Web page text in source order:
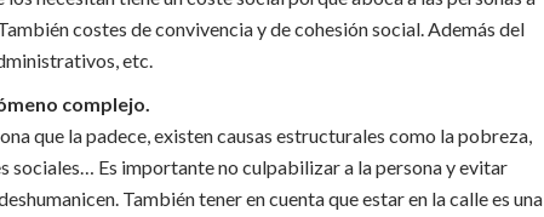
costes de convivencia y de cohesión social. Además del
etc.
complejo.
que la padece, existen causas estructurales como la pobreza,
sociales… Es importante no culpabilizar a la persona y evitar
También tener en cuenta que estar en la calle es una